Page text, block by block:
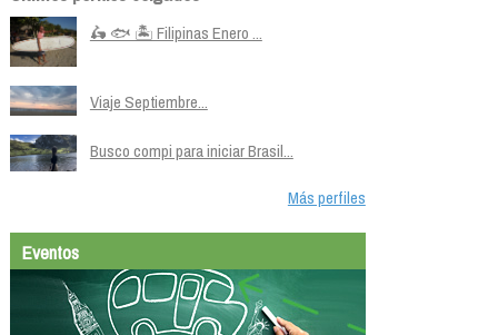
🛵 🐟 🏝️ Filipinas Enero ...
Viaje Septiembre...
Busco compi para iniciar Brasil...
Más perfiles
Eventos